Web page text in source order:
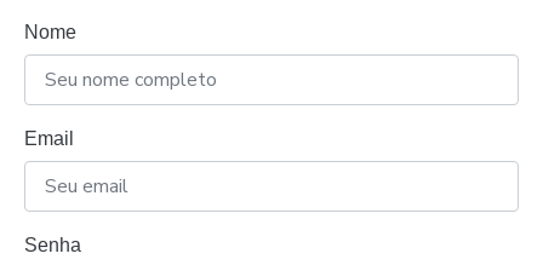
Nome
Email
Senha